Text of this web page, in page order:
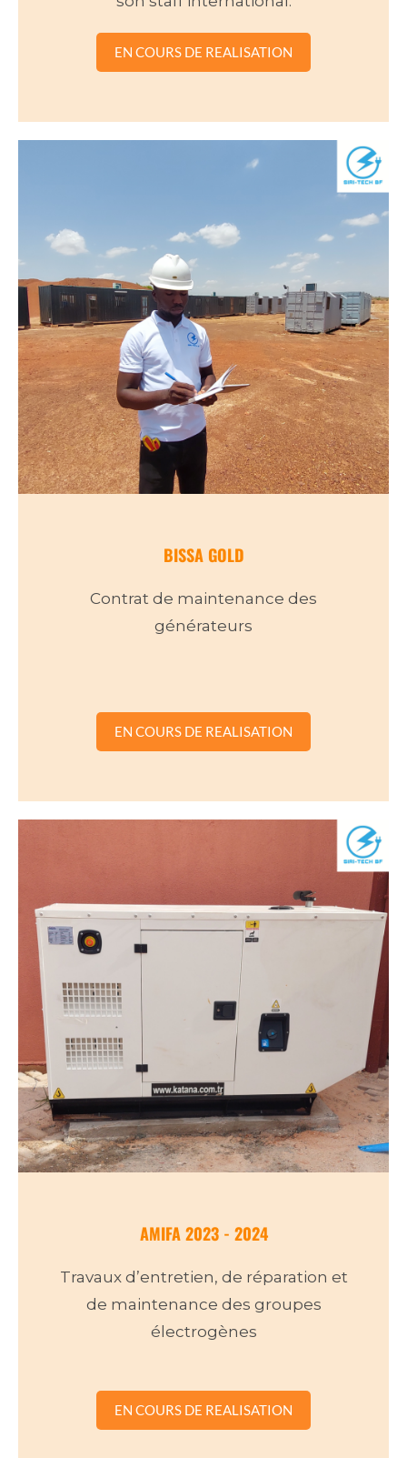
EN COURS DE REALISATION
BISSA GOLD
Contrat de maintenance des
générateurs
EN COURS DE REALISATION
AMIFA 2023 - 2024
Travaux d’entretien, de réparation et
de maintenance des groupes
électrogènes
EN COURS DE REALISATION